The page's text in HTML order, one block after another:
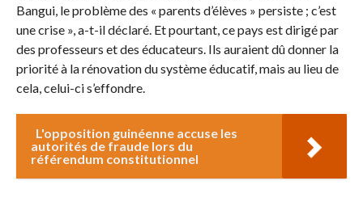
Bangui, le problème des « parents d’élèves » persiste ; c’est
une crise », a-t-il déclaré. Et pourtant, ce pays est dirigé par
des professeurs et des éducateurs. Ils auraient dû donner la
priorité à la rénovation du système éducatif, mais au lieu de
cela, celui-ci s’effondre.
L'opposition guinéenne accuse les
autorités de fraude lors du
référendum constitutionnel